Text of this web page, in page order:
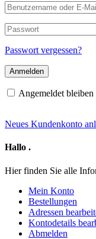
Benutzername
oder
E-
Mail-
Adresse
Passwort
Passwort vergessen?
Angemeldet bleiben
Neues Kundenkonto
Hallo .
Hier finden Sie alle
Mein Konto
Bestellungen
Adressen
Kontodetails
Abmelden